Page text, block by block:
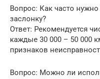
Вопрос: Как часто
заслонку?
Ответ: Рекомендуется
каждые 30 000 – 50 000
признаков
Вопрос: Можно ли